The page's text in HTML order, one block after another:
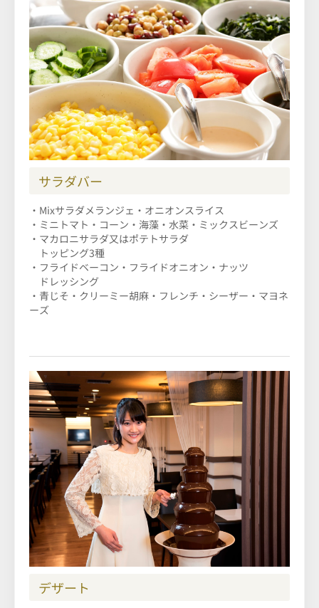
サラダバー
・Mixサラダメランジェ・オニオンスライス
・ミニトマト・コーン・海藻・水菜・ミックスビーンズ
・マカロニサラダ又はポテトサラダ
トッピング3種
・フライドベーコン・フライドオニオン・ナッツ
ドレッシング
・青じそ・クリーミー胡麻・フレンチ・シーザー・マヨネ
ーズ
デザート